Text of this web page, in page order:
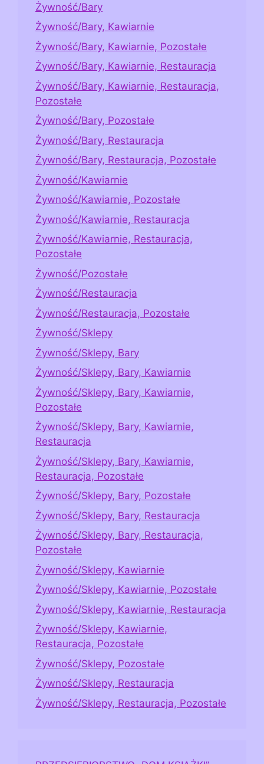
Żywność/Bary
Żywność/Bary, Kawiarnie
Żywność/Bary, Kawiarnie, Pozostałe
Żywność/Bary, Kawiarnie, Restauracja
Żywność/Bary, Kawiarnie, Restauracja,
Pozostałe
Żywność/Bary, Pozostałe
Żywność/Bary, Restauracja
Żywność/Bary, Restauracja, Pozostałe
Żywność/Kawiarnie
Żywność/Kawiarnie, Pozostałe
Żywność/Kawiarnie, Restauracja
Żywność/Kawiarnie, Restauracja,
Pozostałe
Żywność/Pozostałe
Żywność/Restauracja
Żywność/Restauracja, Pozostałe
Żywność/Sklepy
Żywność/Sklepy, Bary
Żywność/Sklepy, Bary, Kawiarnie
Żywność/Sklepy, Bary, Kawiarnie,
Pozostałe
Żywność/Sklepy, Bary, Kawiarnie,
Restauracja
Żywność/Sklepy, Bary, Kawiarnie,
Restauracja, Pozostałe
Żywność/Sklepy, Bary, Pozostałe
Żywność/Sklepy, Bary, Restauracja
Żywność/Sklepy, Bary, Restauracja,
Pozostałe
Żywność/Sklepy, Kawiarnie
Żywność/Sklepy, Kawiarnie, Pozostałe
Żywność/Sklepy, Kawiarnie, Restauracja
Żywność/Sklepy, Kawiarnie,
Restauracja, Pozostałe
Żywność/Sklepy, Pozostałe
Żywność/Sklepy, Restauracja
Żywność/Sklepy, Restauracja, Pozostałe